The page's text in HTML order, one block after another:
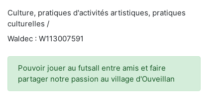
Culture, pratiques d'activités artistiques, pratiques
culturelles /
Waldec : W113007591
Pouvoir jouer au futsall entre amis et faire
partager notre passion au village d'Ouveillan